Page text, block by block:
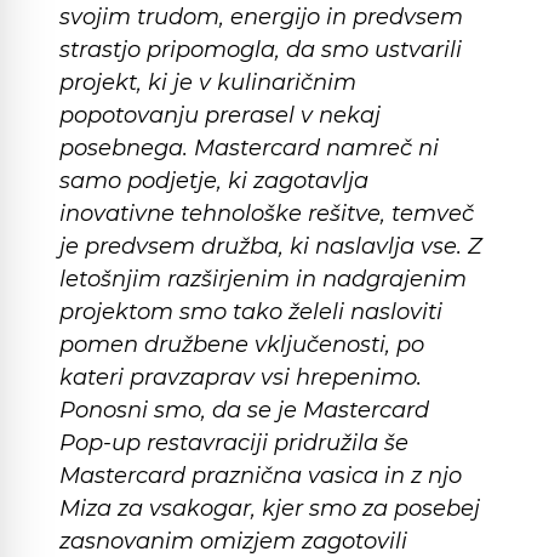
svojim trudom, energijo in predvsem
strastjo pripomogla, da smo ustvarili
projekt, ki je v kulinaričnim
popotovanju prerasel v nekaj
posebnega. Mastercard namreč ni
samo podjetje, ki zagotavlja
inovativne tehnološke rešitve, temveč
je predvsem družba, ki naslavlja vse. Z
letošnjim razširjenim in nadgrajenim
projektom smo tako želeli nasloviti
pomen družbene vključenosti, po
kateri pravzaprav vsi hrepenimo.
Ponosni smo, da se je Mastercard
Pop-up restavraciji pridružila še
Mastercard praznična vasica in z njo
Miza za vsakogar, kjer smo za posebej
zasnovanim omizjem zagotovili